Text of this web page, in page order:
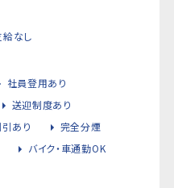
給なし
社員登用あり
送迎制度あり
あり
完全分煙
バイク・車通勤OK